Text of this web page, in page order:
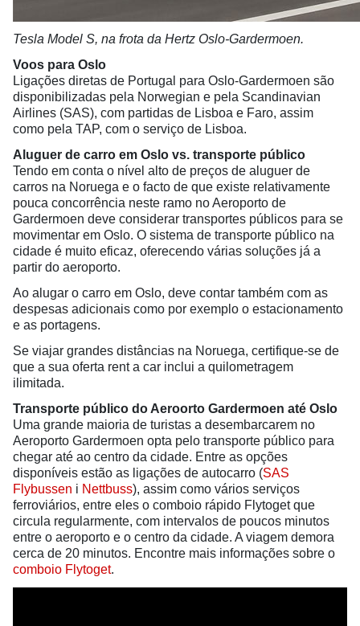
Tesla Model S, na frota da Hertz Oslo-Gardermoen.
Voos para Oslo
Ligações diretas de Portugal para Oslo-Gardermoen são
disponibilizadas pela Norwegian e pela Scandinavian
Airlines (SAS), com partidas de Lisboa e Faro, assim
como pela TAP, com o serviço de Lisboa.
Aluguer de carro em Oslo vs. transporte público
Tendo em conta o nível alto de preços de aluguer de
carros na Noruega e o facto de que existe relativamente
pouca concorrência neste ramo no Aeroporto de
Gardermoen deve considerar transportes públicos para se
movimentar em Oslo. O sistema de transporte público na
cidade é muito eficaz, oferecendo várias soluções já a
partir do aeroporto.
Ao alugar o carro em Oslo, deve contar também com as
despesas adicionais como por exemplo o estacionamento
e as portagens.
Se viajar grandes distâncias na Noruega, certifique-se de
que a sua oferta rent a car inclui a quilometragem
ilimitada.
Transporte público do Aeroorto Gardermoen até Oslo
Uma grande maioria de turistas a desembarcarem no
Aeroporto Gardermoen opta pelo transporte público para
chegar até ao centro da cidade. Entre as opções
disponíveis estão as ligações de autocarro (SAS
Flybussen i Nettbuss), assim como vários serviços
ferroviários, entre eles o comboio rápido Flytoget que
circula regularmente, com intervalos de poucos minutos
entre o aeroporto e o centro da cidade. A viagem demora
cerca de 20 minutos. Encontre mais informações sobre o
comboio Flytoget.